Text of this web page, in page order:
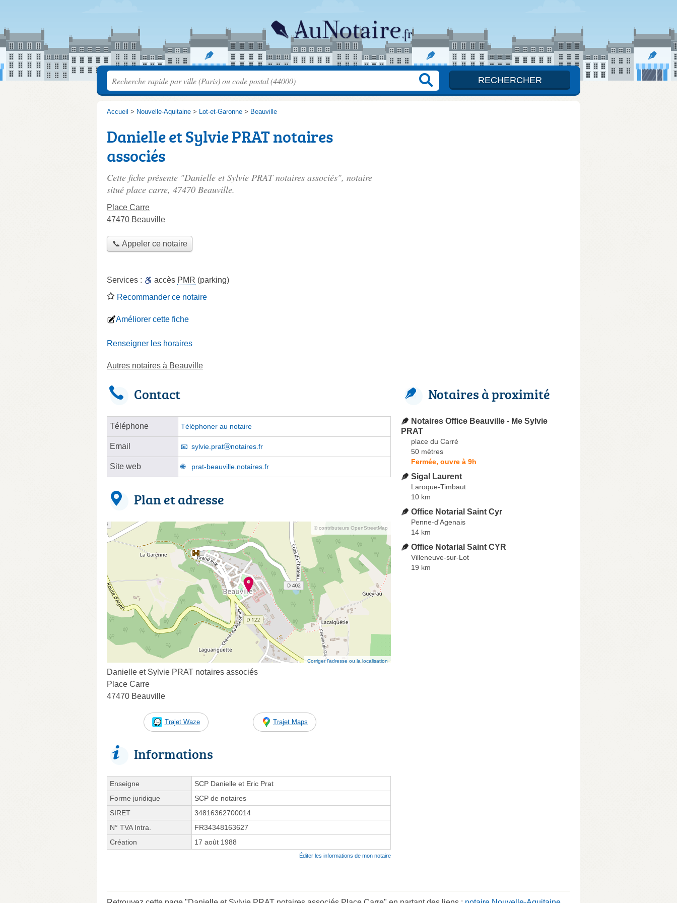
Accueil > Nouvelle-Aquitaine > Lot-et-Garonne > Beauville
Danielle et Sylvie PRAT notaires
associés
Cette fiche présente "Danielle et Sylvie PRAT notaires associés", notaire
situé place carre, 47470 Beauville.
Place Carre
47470 Beauville
📞 Appeler ce notaire
Services : accès PMR (parking)
Recommander ce notaire
Améliorer cette fiche
Renseigner les horaires
Autres notaires à Beauville
Contact
Téléphone Téléphoner au notaire
Email sylvie.pratⓐnotaires.fr
Site web prat-beauville.notaires.fr
Plan et adresse
© contributeurs OpenStreetMap
Corriger l’adresse ou la localisation
Danielle et Sylvie PRAT notaires associés
Place Carre
47470 Beauville
Trajet Waze Trajet Maps
Informations
Enseigne
SCP Danielle et Eric Prat
Forme juridique
SCP de notaires
SIRET
34816362700014
N° TVA Intra.
FR34348163627
Création
17 août 1988
Éditer les informations de mon notaire
Notaires à proximité
Notaires Office Beauville - Me Sylvie
PRAT
place du Carré
50 mètres
Fermée, ouvre à 9h
Sigal Laurent
Laroque-Timbaut
10 km
Office Notarial Saint Cyr
Penne-d'Agenais
14 km
Office Notarial Saint CYR
Villeneuve-sur-Lot
19 km